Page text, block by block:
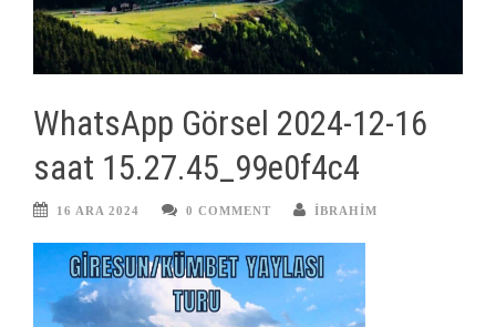
WhatsApp Görsel 2024-12-16
saat 15.27.45_99e0f4c4
16 ARA 2024 0 COMMENT IBRAHIM